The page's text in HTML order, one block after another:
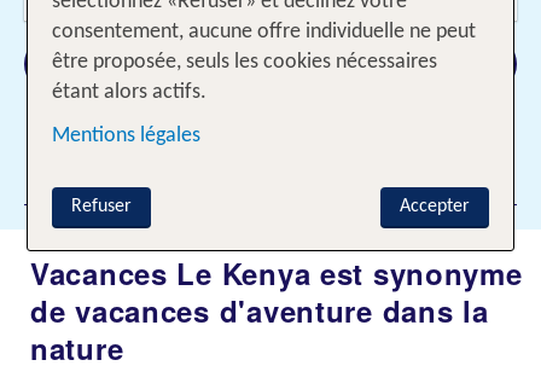
Rechercher
Vacances Le Kenya est synonyme
de vacances d'aventure dans la
nature
consentement, aucune offre individuelle ne peut
être proposée, seuls les cookies nécessaires
étant alors actifs.
Mentions légales
Accepter
Refuser